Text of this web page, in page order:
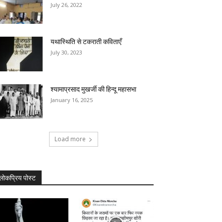
July 26, 2022
यथास्थिति से टकराती कविताएँ
July 30, 2023
श्यामाप्रसाद मुखर्जी की हिन्दू महासभा
January 16, 2025
Load more
पोस्ट